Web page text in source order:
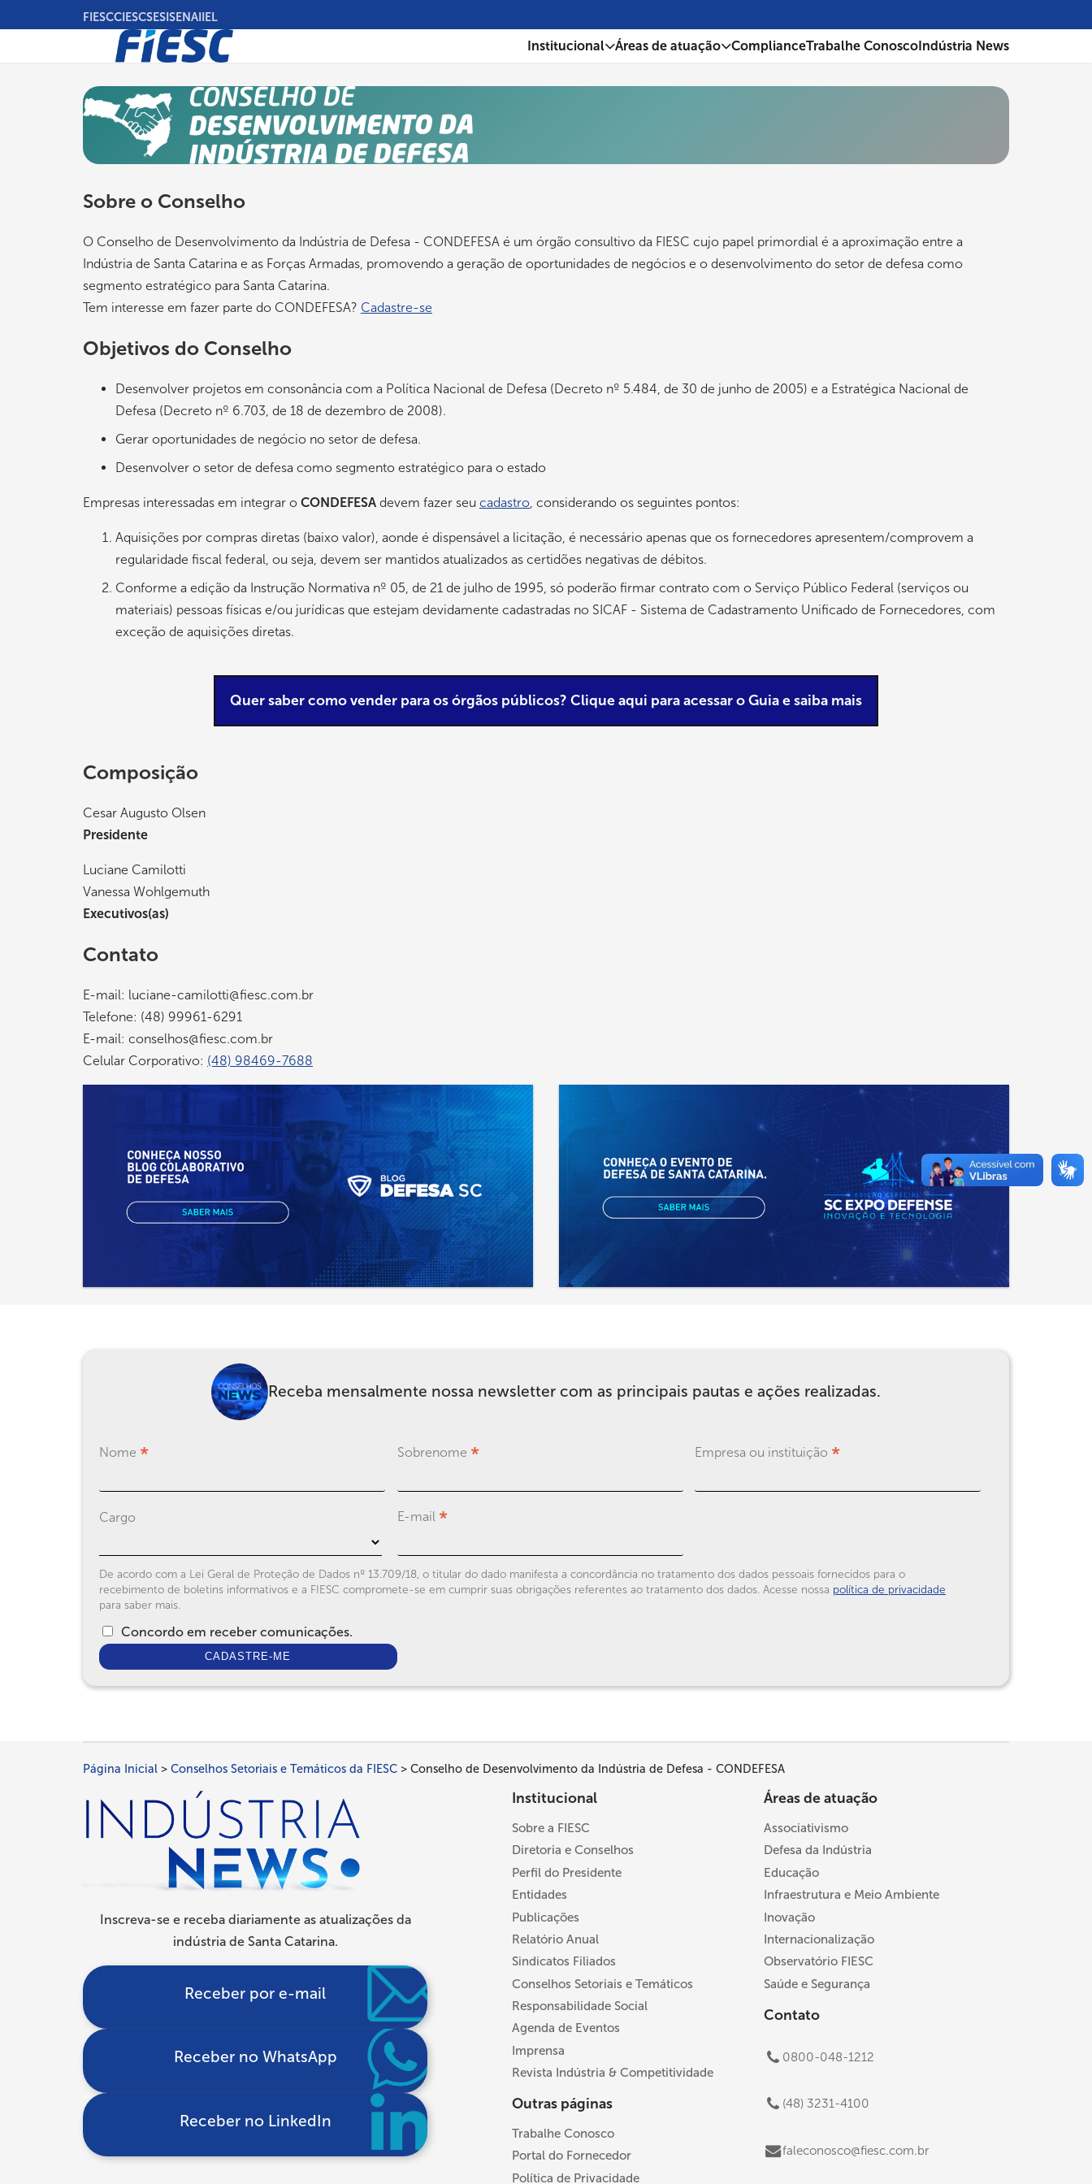
para
FIESCCIESCSESISENAIIEL
Institucional Áreas de atuação ComplianceTrabalhe Conosco Indústria News
Sobre o Conselho
O Conselho de Desenvolvimento da Indústria de Defesa - CONDEFESA é um órgão consultivo da FIESC cujo papel primordial é a aproximação entre a
Indústria de Santa Catarina e as Forças Armadas, promovendo a geração de oportunidades de negócios e o desenvolvimento do setor de defesa como
segmento estratégico para Santa Catarina.
Tem interesse em fazer parte do CONDEFESA? Cadastre-se
Objetivos do Conselho
Desenvolver projetos em consonância com a Política Nacional de Defesa (Decreto nº 5.484, de 30 de junho de 2005) e a Estratégica Nacional de
Defesa (Decreto nº 6.703, de 18 de dezembro de 2008).
Gerar oportunidades de negócio no setor de defesa.
Desenvolver o setor de defesa como segmento estratégico para o estado
Empresas interessadas em integrar o CONDEFESA devem fazer seu cadastro , considerando os seguintes pontos:
Aquisições por compras diretas (baixo valor), aonde é dispensável a licitação, é necessário apenas que os fornecedores apresentem/comprovem a
regularidade fiscal federal, ou seja, devem ser mantidos atualizados as certidões negativas de débitos.
Conforme a edição da Instrução Normativa nº 05, de 21 de julho de 1995, só poderão firmar contrato com o Serviço Público Federal (serviços ou
materiais) pessoas físicas e/ou jurídicas que estejam devidamente cadastradas no SICAF - Sistema de Cadastramento Unificado de Fornecedores, com
exceção de aquisições diretas.
Quer saber como vender para os órgãos públicos? Clique aqui para acessar o Guia e saiba mais
Composição
Cesar Augusto Olsen
Presidente
Luciane Camilotti
Vanessa Wohlgemuth
Executivos(as)
Contato
E-mail: luciane-camilotti@fiesc.com.br
Telefone: (48) 99961-6291
E-mail: conselhos@fiesc.com.br
Celular Corporativo: (48) 98469-7688
Receba mensalmente nossa newsletter com as principais pautas e ações realizadas.
Nome * Sobrenome * Empresa ou instituição *
Cargo E-mail *
Conformidade
legal
De acordo com a Lei Geral de Proteção de Dados nº 13.709/18, o titular do dado manifesta a concordância no tratamento dos dados pessoais fornecidos para o
recebimento de boletins informativos e a FIESC compromete-se em cumprir suas obrigações referentes ao tratamento dos dados. Acesse nossa política de privacidade
para saber mais.
Concordo em receber comunicações.
Trilha
de
navegação
Página Inicial Conselhos Setoriais e Temáticos da FIESC Conselho de Desenvolvimento da Indústria de Defesa - CONDEFESA
Inscreva-se e receba diariamente as atualizações da
indústria de Santa Catarina.
Receber por e-mail
Receber no WhatsApp
Receber no LinkedIn
Institucional
Sobre a FIESC
Diretoria e Conselhos
Perfil do Presidente
Entidades
Publicações
Relatório Anual
Sindicatos Filiados
Conselhos Setoriais e Temáticos
Responsabilidade Social
Agenda de Eventos
Imprensa
Revista Indústria & Competitividade
Outras páginas
Trabalhe Conosco
Portal do Fornecedor
Política de Privacidade
Áreas de atuação
Associativismo
Defesa da Indústria
Educação
Infraestrutura e Meio Ambiente
Inovação
Internacionalização
Observatório FIESC
Saúde e Segurança
Contato
0800-048-1212
(48) 3231-4100
faleconosco@fiesc.com.br